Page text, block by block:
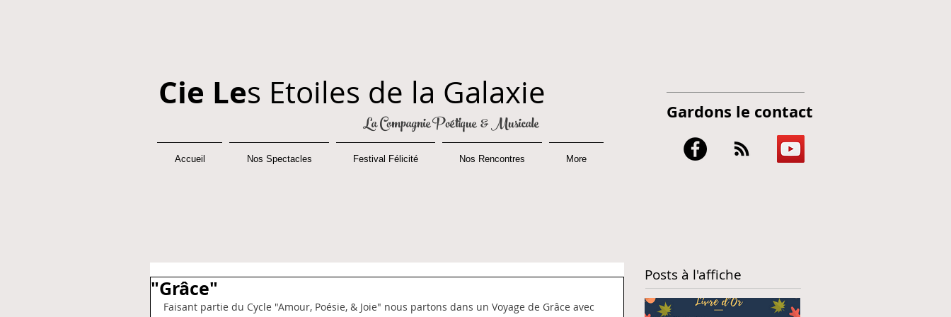
Cie Les Etoiles de la Galaxie
La Compagnie Poétique & Musicale
Accueil Nos Spectacles Festival Félicité Nos Rencontres More
Gardons le contact
"Grâce"
Faisant partie du Cycle "Amour, Poésie, & Joie" nous partons dans un Voyage de Grâce avec
Posts à l'affiche